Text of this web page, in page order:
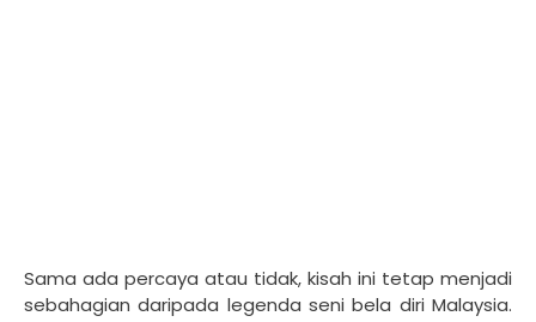
Sama ada percaya atau tidak, kisah ini tetap menjadi
sebahagian daripada legenda seni bela diri Malaysia.